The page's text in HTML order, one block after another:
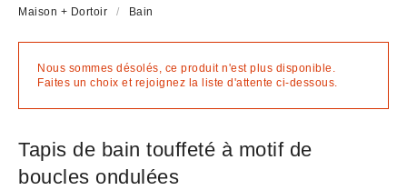
Maison + Dortoir Bain
Nous sommes désolés, ce produit n'est plus disponible.
Faites un choix et rejoignez la liste d'attente ci-dessous.
Tapis de bain touffeté à motif de
boucles ondulées